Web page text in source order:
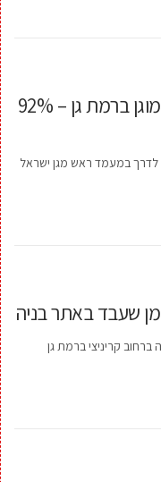
החל שלב החיסונים השני בדיור המוגן ברמת גן – 92%
לדרך במעמד ראש מגן ישראל
שעבד באתר בניה
ברחוב קריניצי ברמת גן